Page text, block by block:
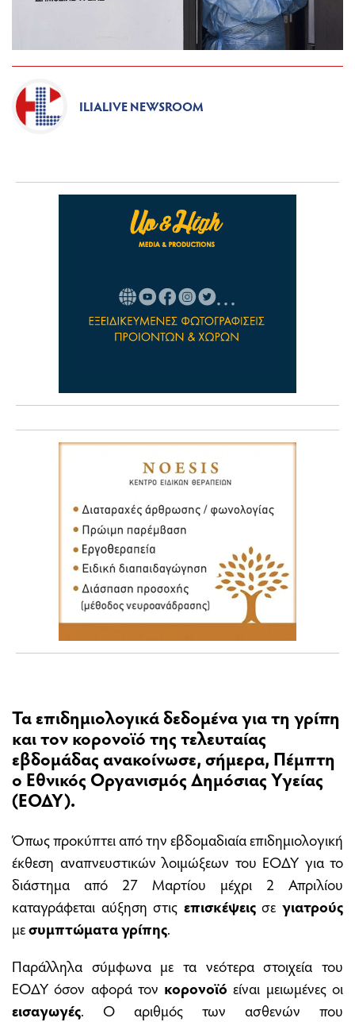
ILIALIVE NEWSROOM
Τα επιδημιολογικά δεδομένα για τη γρίπη
και τον κορονοϊό της τελευταίας
εβδομάδας ανακοίνωσε, σήμερα, Πέμπτη
ο Εθνικός Οργανισμός Δημόσιας Υγείας
(ΕΟΔΥ).
Όπως προκύπτει από την εβδομαδιαία επιδημιολογική
έκθεση αναπνευστικών λοιμώξεων του ΕΟΔΥ για το
διάστημα από 27 Μαρτίου μέχρι 2 Απριλίου
καταγράφεται αύξηση στις επισκέψειςσεγιατρούς
μεσυμπτώματα γρίπης.
Παράλληλα σύμφωνα με τα νεότερα στοιχεία του
ΕΟΔΥ όσον αφορά τον κορονοϊό είναι μειωμένες οι
εισαγωγές. Ο αριθμός των ασθενών που